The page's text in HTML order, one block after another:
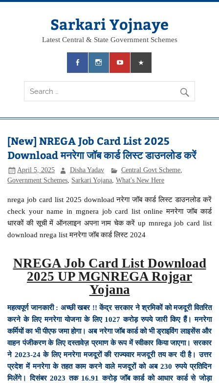
Skip
Sarkari Yojnaye
Latest Central & State Government Schemes
[New] NREGA Job Card List 2025
Download मनरेगा जॉब कार्ड लिस्ट डाउनलोड करें
April 5, 2025 Disha Yadav Central Govt Scheme,
Government Schemes Sarkari Yojana ,What's New Here
nrega job card list 2025 download नरेगा जॉब कार्ड लिस्ट डाउनलोड करें
check your name in mgnera job card list online मनरेगा जॉब कार्ड
धारकों की सूची में ऑनलाइन अपना नाम चेक करें up mnrega job card list
download nrega list मनरेगा जॉब कार्ड लिस्ट 2024
NREGA Job Card List Download
2025 UP MGNREGA Rojgar
Yojana
महत्वपूर्ण जानकारी : अच्छी खबर !! केंद्र सरकार ने श्रमिकों को मजदूरी वितरित
करने के लिए मनरेगा योजना के लिए 1027 करोड़ रुपये जारी किए हैं। मनरेगा
कर्मियों का भी पीएफ जमा होगा। अब नरेगा जॉब कार्ड को भी ड्राइविंग लाइसेंस और
वाहन पंजीकरण के लिए दस्तावेज़ प्रमाण के रूप में स्वीकार किया जाएगा। सरकार
ने 2023-24 के लिए मनरेगा मजदूरों की राज्यवार मजदूरी तय कर दी है। उत्तर
प्रदेश में मनरेगा के तहत काम करने वाले मजदूरों को अब 230 रुपये प्रतिदिन
मिलेंगे। दिसंबर 2023 तक 16.91 करोड़ जॉब कार्ड को आधार कार्ड से जोड़ा